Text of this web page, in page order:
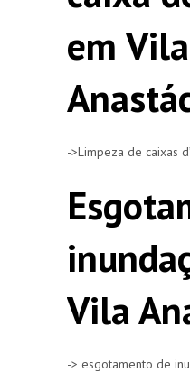
em Vila
->Limpeza de caixas
Vila
-> esgotamento de